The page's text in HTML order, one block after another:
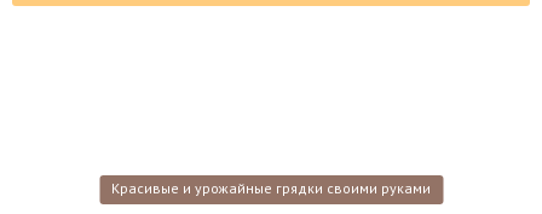
Красивые и урожайные грядки своими руками